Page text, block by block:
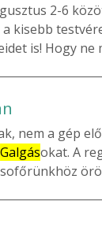
2-6
kisebb
is! Hogy ne
nem a gép
Galgásokat. A